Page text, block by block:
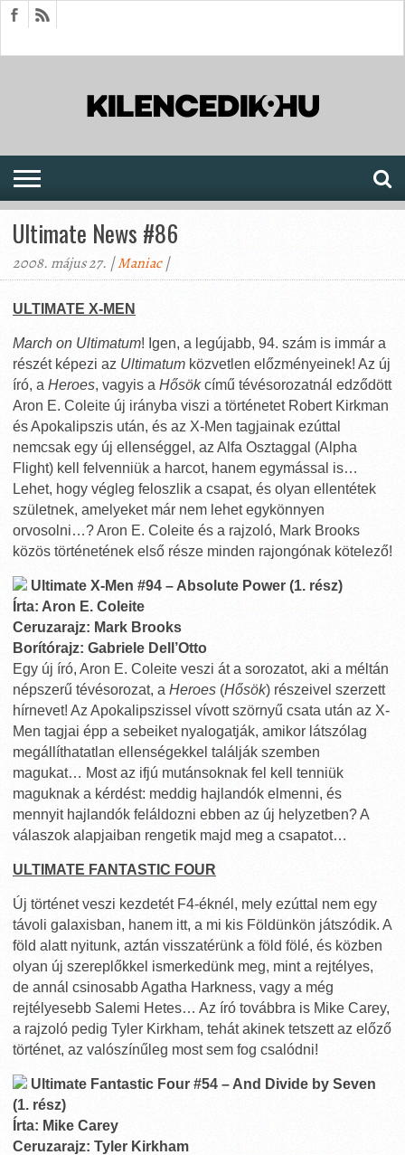
Ultimate News #86
2008. május 27. |Maniac|
ULTIMATE X-MEN
March on Ultimatum! Igen, a legújabb, 94. szám is immár a
részét képezi az Ultimatum közvetlen előzményeinek! Az új
író, a Heroes, vagyis a Hősökcímű tévésorozatnál edződött
Aron E. Coleite új irányba viszi a történetet Robert Kirkman
és Apokalipszis után, és az X-Men tagjainak ezúttal
nemcsak egy új ellenséggel, az Alfa Osztaggal (Alpha
Flight) kell felvenniük a harcot, hanem egymással is…
Lehet, hogy végleg feloszlik a csapat, és olyan ellentétek
születnek, amelyeket már nem lehet egykönnyen
orvosolni…? Aron E. Coleite és a rajzoló, Mark Brooks
közös történetének első része minden rajongónak kötelező!
Ultimate X-Men #94 – Absolute Power (1. rész)
Írta: Aron E. Coleite
Ceruzarajz: Mark Brooks
Borítórajz: Gabriele Dell’Otto
Egy új író, Aron E. Coleite veszi át a sorozatot, aki a méltán
népszerű tévésorozat, a Heroes (Hősök) részeivel szerzett
hírnevet! Az Apokalipszissel vívott szörnyű csata után az X-
Men tagjai épp a sebeiket nyalogatják, amikor látszólag
megállíthatatlan ellenségekkel találják szemben
magukat… Most az ifjú mutánsoknak fel kell tenniük
maguknak a kérdést: meddig hajlandók elmenni, és
mennyit hajlandók feláldozni ebben az új helyzetben? A
válaszok alapjaiban rengetik majd meg a csapatot…
ULTIMATE FANTASTIC FOUR
Új történet veszi kezdetét F4-éknél, mely ezúttal nem egy
távoli galaxisban, hanem itt, a mi kis Földünkön játszódik. A
föld alatt nyitunk, aztán visszatérünk a föld fölé, és közben
olyan új szereplőkkel ismerkedünk meg, mint a rejtélyes,
de annál csinosabb Agatha Harkness, vagy a még
rejtélyesebb Salemi Hetes… Az író továbbra is Mike Carey,
a rajzoló pedig Tyler Kirkham, tehát akinek tetszett az előző
történet, az valószínűleg most sem fog csalódni!
Ultimate Fantastic Four #54 – And Divide by Seven
(1. rész)
Írta: Mike Carey
Ceruzarajz: Tyler Kirkham